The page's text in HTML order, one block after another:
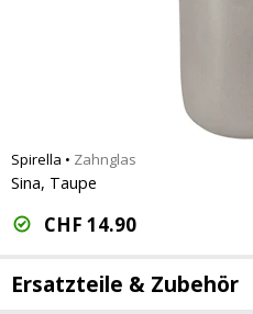
Spirella • Zahnglas
Sina, Taupe
CHF 14.90
Ersatzteile & Zubehör